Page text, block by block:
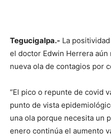
Tegucigalpa.- La
el doctor Edwin Herrera
nueva ola de contagios por
“El pico o repunte de covid
punto de vista
una ola porque necesita un
enero continúa el aumento